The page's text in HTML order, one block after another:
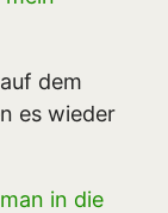
dem
es wieder
in die